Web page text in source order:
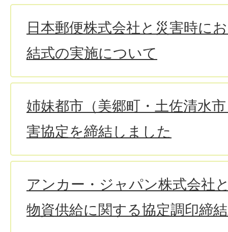
日本郵便株式会社と災害時に
結式の実施について
姉妹都市（美郷町・土佐清水
害協定を締結しました
アンカー・ジャパン株式会社
物資供給に関する協定調印締